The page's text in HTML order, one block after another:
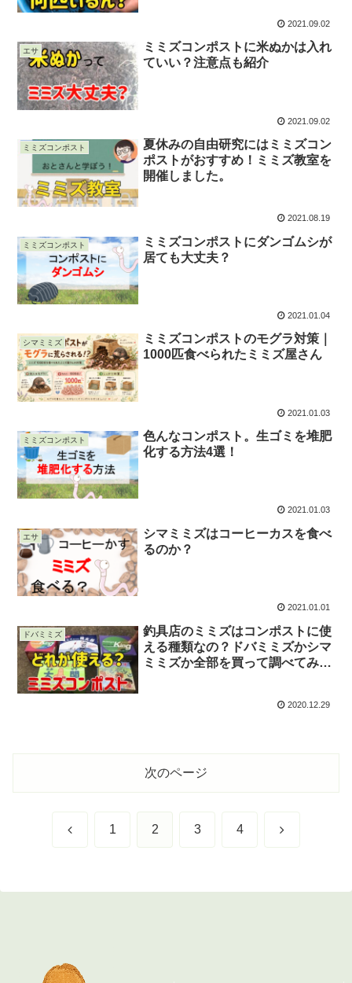
2021.09.02
エサ
ミミズコンポストに米ぬかは入れ
ていい？注意点も紹介
2021.09.02
ミミズコンポスト
夏休みの自由研究にはミミズコン
ポストがおすすめ！ミミズ教室を
開催しました。
2021.08.19
ミミズコンポスト
ミミズコンポストにダンゴムシが
居ても大丈夫？
2021.01.04
シマミミズ
ミミズコンポストのモグラ対策｜
1000匹食べられたミミズ屋さん
2021.01.03
ミミズコンポスト
色んなコンポスト。生ゴミを堆肥
化する方法4選！
2021.01.03
エサ
シマミミズはコーヒーカスを食べ
るのか？
2021.01.01
ドバミミズ
釣具店のミミズはコンポストに使
える種類なの？ドバミミズかシマ
ミミズか全部を買って調べてみ
2020.12.29
次のページ
前 1 2 3 4 次